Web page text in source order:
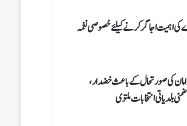
کی اہمیت اجاگر کرنے کیلئے خصوصی نغمہ
کی صورتحال کے باعث خضدار،
بلدیاتی انتخابات ملتوی